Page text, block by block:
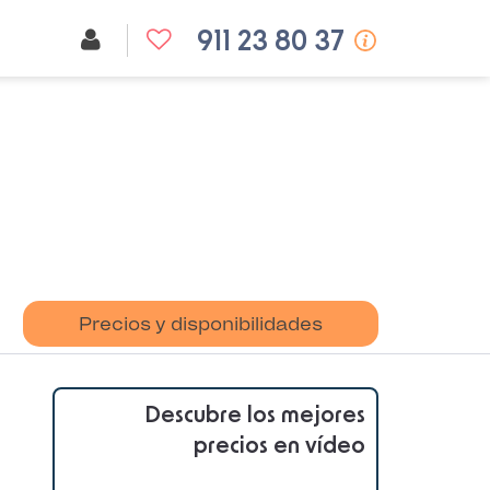
911 23 80 37
Precios y disponibilidades
Descubre los mejores
precios en vídeo